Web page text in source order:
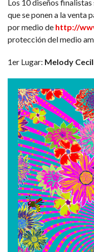
Los 10 diseños
que se ponen a la venta
por medio de http://
protección del medio
1er Lugar: Melody